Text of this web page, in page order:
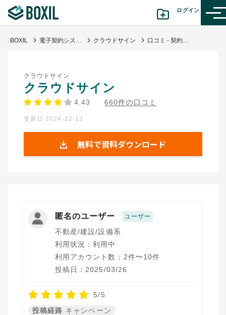
ログイン
診断から探す(β版)
BOXILの使い方ガイド 情報掲載をご希望の方へ
BOXIL 電子契約システム クラウドサイン 口コミ - 契約プロセスを可視化し契約締結を迅速化
クラウドサイン
クラウドサイン
4.43 660件の口コミ
更新日 2024-12-13
無料で資料ダウンロード
匿名のユーザー ユーザー
不動産/建設/設備系
利用状況：利用中
利用アカウント数：2件〜10件
投稿日：2025/03/26
5/5
投稿経路 キャンペーン